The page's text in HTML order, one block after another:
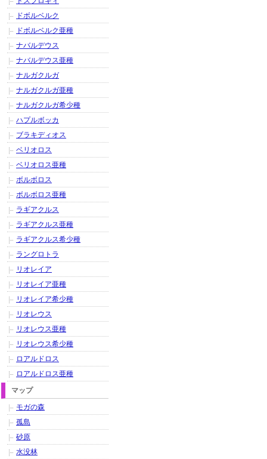
ドボルベルク
ドボルベルク亜種
ナバルデウス
ナバルデウス亜種
ナルガクルガ
ナルガクルガ亜種
ナルガクルガ希少種
ハプルボッカ
ブラキディオス
ベリオロス
ベリオロス亜種
ボルボロス
ボルボロス亜種
ラギアクルス
ラギアクルス亜種
ラギアクルス希少種
ラングロトラ
リオレイア
リオレイア亜種
リオレイア希少種
リオレウス
リオレウス亜種
リオレウス希少種
ロアルドロス
ロアルドロス亜種
マップ
モガの森
孤島
砂原
水没林